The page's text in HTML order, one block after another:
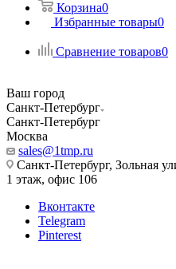
Корзина0
Избранные товары0
Сравнение товаров0
Ваш город
Санкт-Петербург
Санкт-Петербург
Москва
sales@1tmp.ru
Санкт-Петербург, Зольная
1 этаж, офис 106
Вконтакте
Telegram
Pinterest